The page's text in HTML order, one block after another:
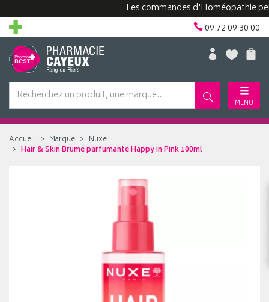
Les commandes d'Homéopathie
09 72 09 30 00
MENU
Accueil Marque
Nuxe
Hair & Skin Brume parfumante Happy in Pink 100ml